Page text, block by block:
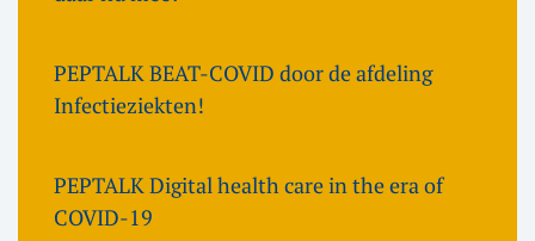
PEPTALK BEAT-COVID door de afdeling
Infectieziekten!
PEPTALK Digital health care in the era of
COVID-19